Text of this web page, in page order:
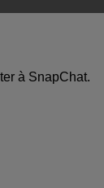
à SnapChat.